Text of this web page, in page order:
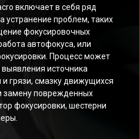
включает в себя ряд
устранение проблем, таких
фокусировочных
автофокуса, или
Процесс может
источника
грязи, смазку движущихся
замену поврежденных
фокусировки, шестерни